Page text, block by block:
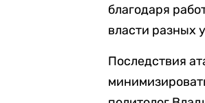
благодаря
власти разных
Последствия